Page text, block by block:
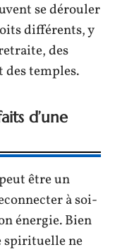
se dérouler
différents, y
des
temples.
d’une
être un
à soi-
énergie. Bien
spirituelle ne